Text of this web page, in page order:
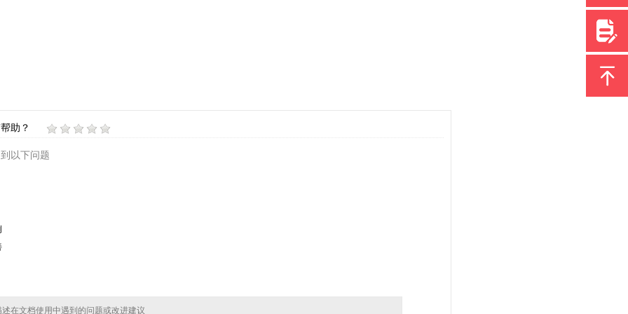
助？
以下问题